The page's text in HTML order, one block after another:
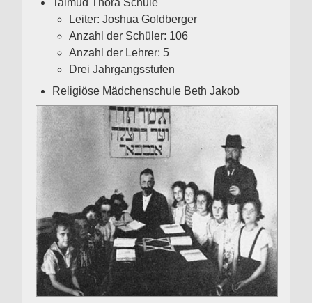
Leiter: Joshua Goldberger
Anzahl der Schüler: 106
Anzahl der Lehrer: 5
Drei Jahrgangsstufen
Religiöse Mädchenschule Beth Jakob